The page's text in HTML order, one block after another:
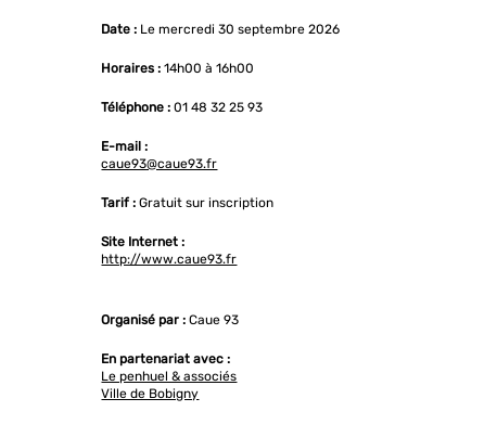
Date : Le mercredi 30 septembre 2026
Horaires : 14h00 à 16h00
Téléphone : 01 48 32 25 93
E-mail :
caue93@caue93.fr
Tarif : Gratuit sur inscription
Site Internet :
http://www.caue93.fr
Organisé par : Caue 93
En partenariat avec :
Le penhuel & associés
Ville de Bobigny